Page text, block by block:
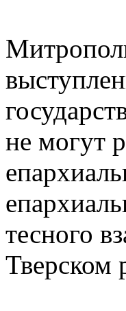
не могут
тесного
Тверском